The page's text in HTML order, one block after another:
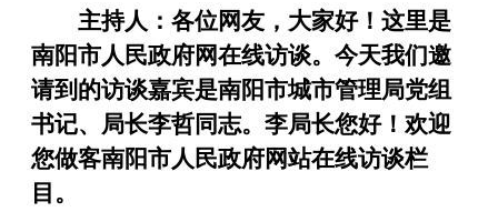
主持人：各位网友，大家好！这里是
南阳市人民政府网在线访谈。今天我们邀
请到的访谈嘉宾是南阳市城市管理局党组
书记、局长李哲同志。李局长您好！欢迎
您做客南阳市人民政府网站在线访谈栏
目。